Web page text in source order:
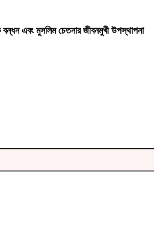
বন্ধন এবং মুসলিম চেতনার জীবনমুখী উপস্থাপনা